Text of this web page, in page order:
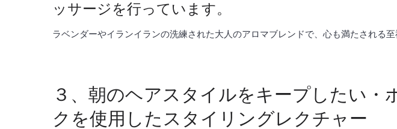
ッサージを行っています。
ラベンダーやイランイランの洗練された大人のアロマブレンドで、心も満たされる至
３、朝のヘアスタイルをキープしたい
クを使用したスタイリングレクチャー